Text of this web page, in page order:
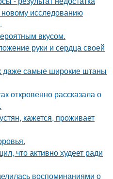
новому исследованию
вкусом.
руки и сердца своей
даже самые широкие штаны
откровенно рассказала о
кажется, проживает
что активно худеет ради
воспоминаниями о